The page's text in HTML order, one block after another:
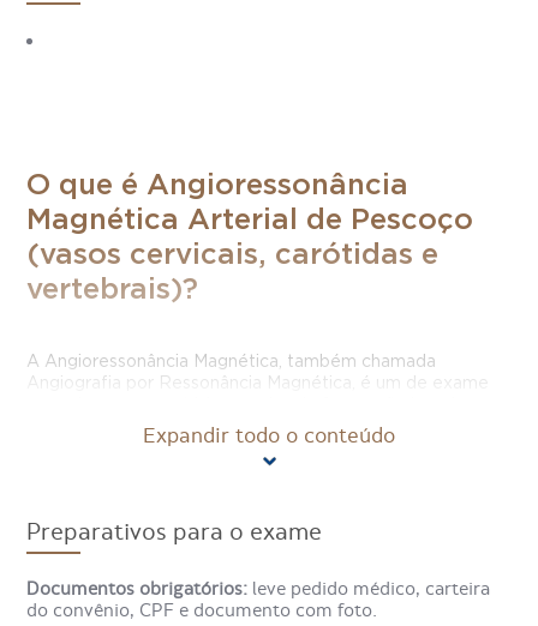
O que é Angioressonância
Magnética Arterial de Pescoço
(vasos cervicais, carótidas e
vertebrais)?
A Angioressonância Magnética, também chamada
Angiografia por Ressonância Magnética, é um de exame
permitindo que estruturas do sistema vascular sejam
avaliadas por completo através da emissão de ondas
No caso da Angioressonância Magnética Arterial de
Pescoço (vasos cervicais, carótidas e vertebrais), o
pescoço de um paciente, como os vasos cervicais e
vertebrais e as veias carótidas.
Expandir todo o conteúdo
Preparativos para o exame
Documentos obrigatórios: leve pedido médico, carteira
do convênio, CPF e documento com foto.